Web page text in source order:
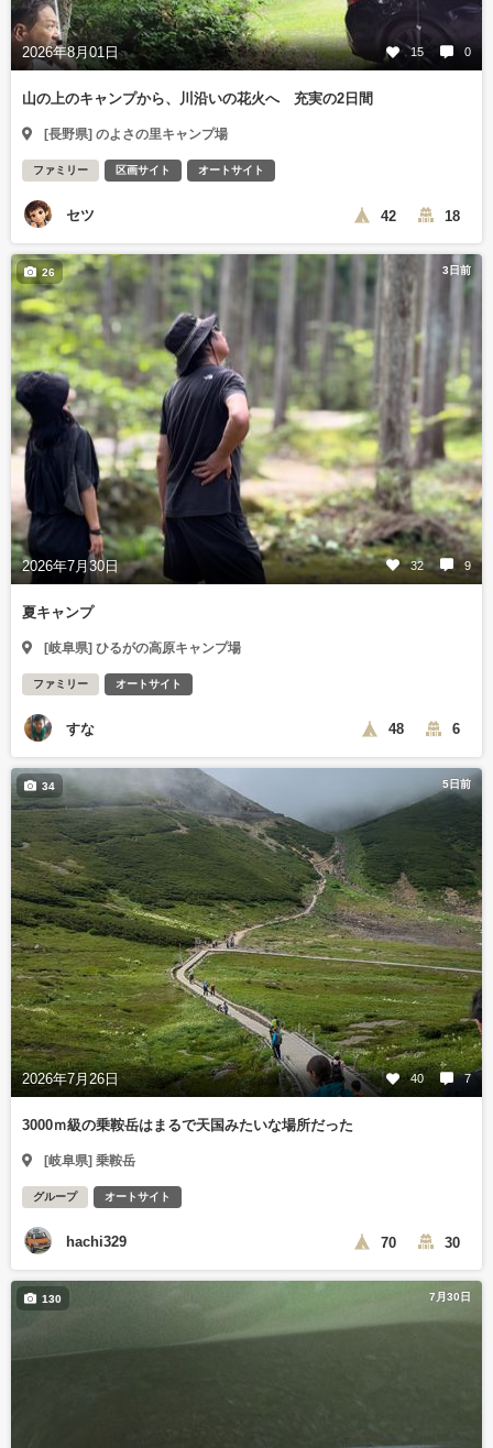
2026年8月01日 15 0
山の上のキャンプから、川沿いの花火へ 充実の2日間
[長野県] のよさの里キャンプ場
ファミリー 区画サイト オートサイト
セツ 42 18
3日前
2026年7月30日 32 9
26
夏キャンプ
[岐阜県] ひるがの高原キャンプ場
ファミリー オートサイト
すな 48 6
5日前
2026年7月26日 40 7
34
3000ｍ級の乗鞍岳はまるで天国みたいな場所だった
[岐阜県] 乗鞍岳
グループ オートサイト
hachi329 70 30
7月30日
130